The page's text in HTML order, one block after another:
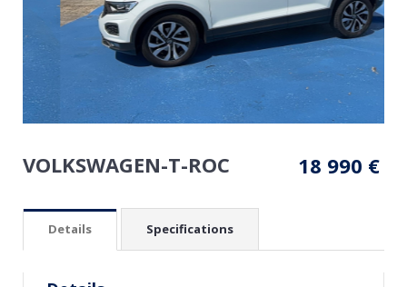
VOLKSWAGEN-T-ROC 18 990 €
Details Specifications